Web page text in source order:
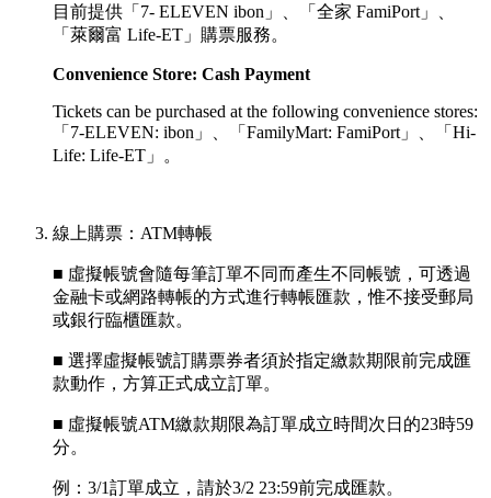
目前提供「7- ELEVEN ibon」、「全家 FamiPort」、
「萊爾富 Life-ET」購票服務。
Convenience Store: Cash Payment
Tickets can be purchased at the following convenience stores:
「 7-ELEVEN: ibon」、「 FamilyMart: FamiPort」、 「 Hi-
Life: Life-ET」。
線上購票：ATM轉帳
■ 虛擬帳號會隨每筆訂單不同而產生不同帳號，可透過
金融卡或網路轉帳的方式進行轉帳匯款，惟不接受郵局
或銀行臨櫃匯款。
■ 選擇虛擬帳號訂購票券者須於指定繳款期限前完成匯
款動作，方算正式成立訂單。
■ 虛擬帳號ATM繳款期限為訂單成立時間次日的23時59
分。
例：3/1訂單成立，請於3/2 23:59前完成匯款。